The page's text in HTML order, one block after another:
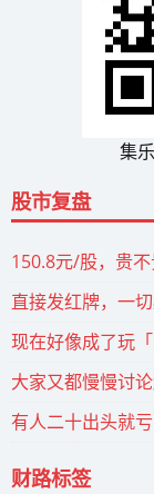
集
股市复盘
150.8元/股，贵不
直接发红牌，一
现在好像成了玩「
大家又都慢慢讨
有人二十出头就
财路标签